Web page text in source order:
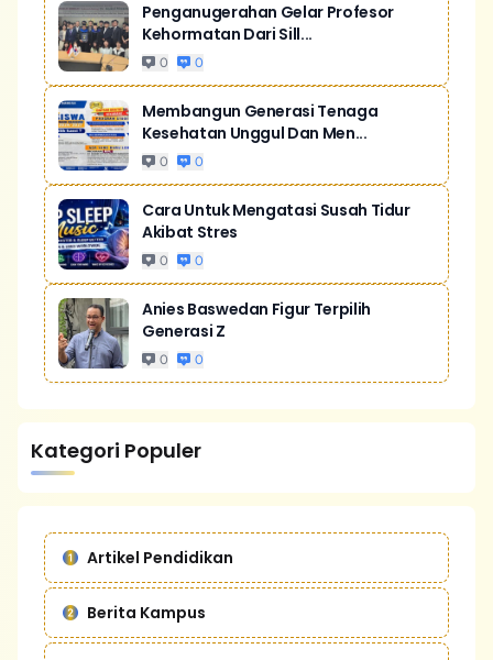
Penganugerahan Gelar Profesor
Kehormatan Dari Sill...
0 0
Membangun Generasi Tenaga
Kesehatan Unggul Dan Men...
0 0
Cara Untuk Mengatasi Susah Tidur
Akibat Stres
0 0
Anies Baswedan Figur Terpilih
Generasi Z
0 0
Kategori Populer
Artikel Pendidikan
Berita Kampus